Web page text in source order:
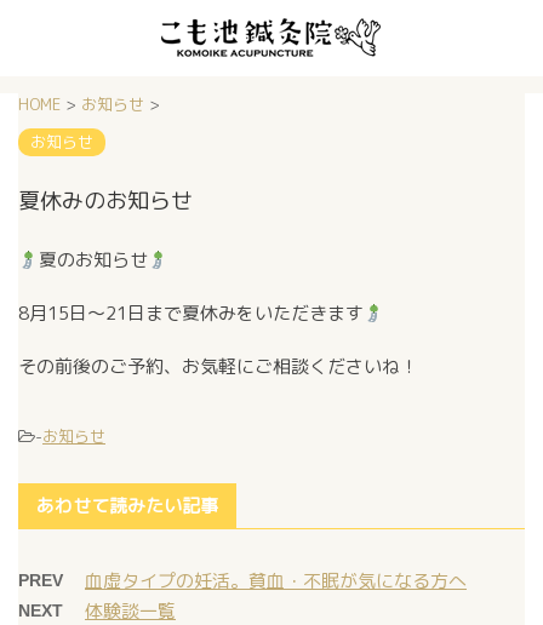
HOME > お知らせ >
お知らせ
夏休みのお知らせ
夏のお知らせ
8月15日〜21日まで夏休みをいただきます
その前後のご予約、お気軽にご相談くださいね！
-お知らせ
あわせて読みたい記事
PREV 血虚タイプの妊活。貧血・不眠が気になる方へ
NEXT 体験談一覧